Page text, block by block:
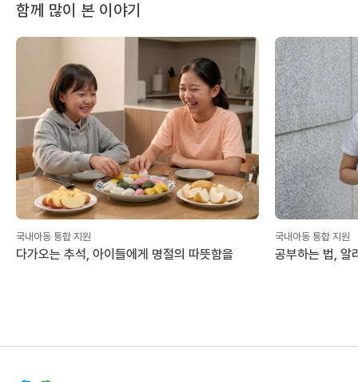
함께 많이 본 이야기
국내아동 통합 지원
다가오는 추석, 아이들에게 명절의 따뜻함을
국내아동 통합 지원
공부하는 법, 알